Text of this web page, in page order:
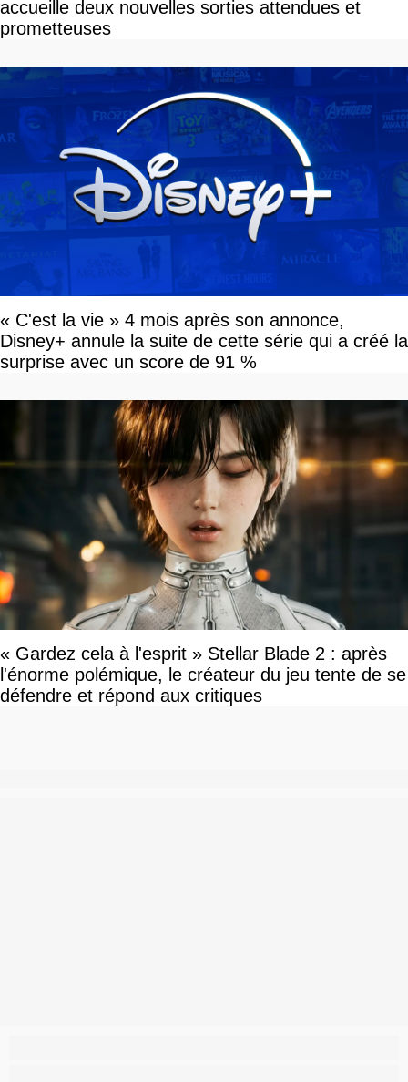
accueille deux nouvelles sorties attendues et
prometteuses
« C'est la vie » 4 mois après son annonce,
Disney+ annule la suite de cette série qui a créé la
surprise avec un score de 91 %
« Gardez cela à l'esprit » Stellar Blade 2 : après
l'énorme polémique, le créateur du jeu tente de se
défendre et répond aux critiques